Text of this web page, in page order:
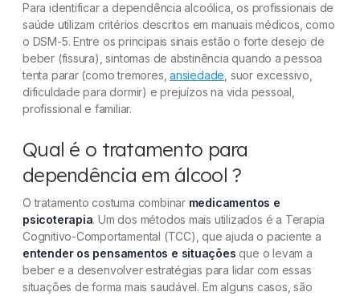
Para identificar a dependência alcoólica, os profissionais de
saúde utilizam critérios descritos em manuais médicos, como
o DSM-5. Entre os principais sinais estão o forte desejo de
beber (fissura), sintomas de abstinência quando a pessoa
tenta parar (como tremores,ansiedade , suor excessivo,
dificuldade para dormir) e prejuízos na vida pessoal,
profissional e familiar.
Qual é o tratamento para
dependência em álcool ?
O tratamento costuma combinar medicamentos e
psicoterapia. Um dos métodos mais utilizados é a Terapia
Cognitivo-Comportamental (TCC), que ajuda o paciente a
entender os pensamentos e situações que o levam a
beber e a desenvolver estratégias para lidar com essas
situações de forma mais saudável. Em alguns casos, são